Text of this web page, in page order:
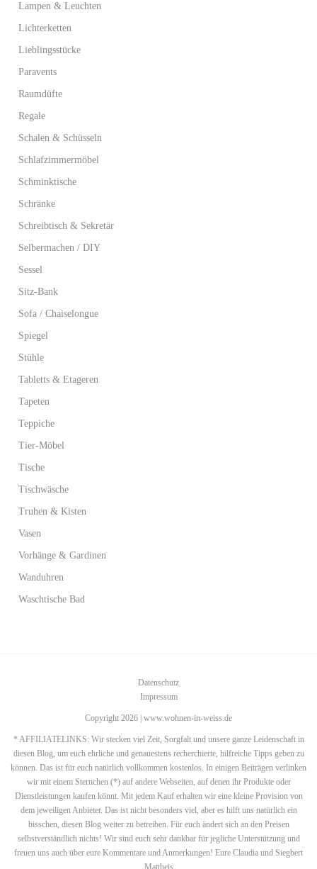
Lampen & Leuchten
Lichterketten
Lieblingsstücke
Paravents
Raumdüfte
Regale
Schalen & Schüsseln
Schlafzimmermöbel
Schminktische
Schränke
Schreibtisch & Sekretär
Selbermachen / DIY
Sessel
Sitz-Bank
Sofa / Chaiselongue
Spiegel
Stühle
Tabletts & Etageren
Tapeten
Teppiche
Tier-Möbel
Tische
Tischwäsche
Truhen & Kisten
Vasen
Vorhänge & Gardinen
Wanduhren
Waschtische Bad
Datenschutz
Impressum
Copyright 2026 | www.wohnen-in-weiss.de
* AFFILIATELINKS: Wir stecken viel Zeit, Sorgfalt und unsere ganze Leidenschaft in
diesen Blog, um euch ehrliche und genauestens recherchierte, hilfreiche Tipps geben zu
können. Das ist für euch natürlich vollkommen kostenlos. In einigen Beiträgen verlinken
wir mit einem Sternchen (*) auf andere Webseiten, auf denen ihr Produkte oder
Dienstleistungen kaufen könnt. Mit jedem Kauf erhalten wir eine kleine Provision von
dem jeweiligen Anbieter. Das ist nicht besonders viel, aber es hilft uns natürlich ein
bisschen, diesen Blog weiter zu betreiben. Für euch ändert sich an den Preisen
selbstverständlich nichts! Wir sind euch sehr dankbar für jegliche Unterstützung und
freuen uns auch über eure Kommentare und Anmerkungen! Eure Claudia und Siegbert
Mattheis